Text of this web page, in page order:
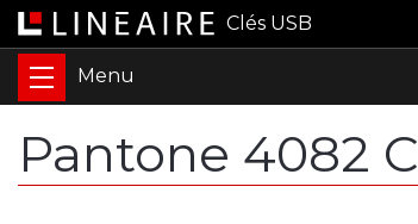
Clés USB
Pantone 4082 C